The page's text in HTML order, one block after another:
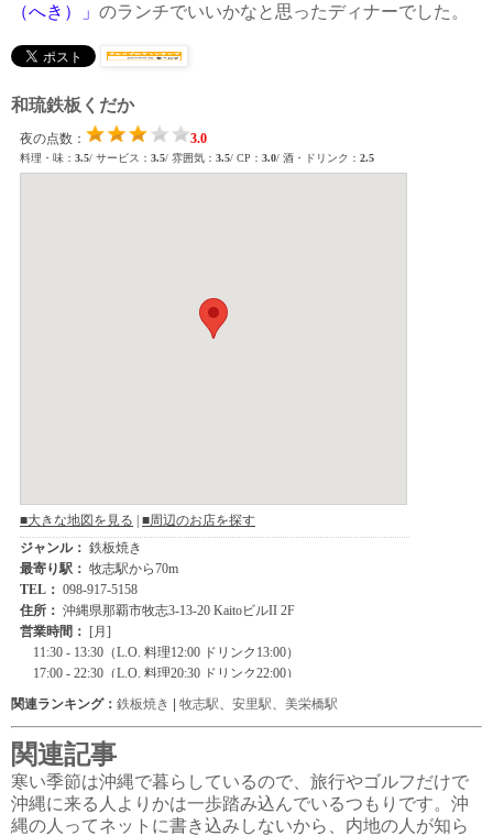
（へき）」 のランチでいいかなと思ったディナーでした。
和琉鉄板くだか
関連ランキング： 鉄板焼き | 牧志駅 安里駅 美栄橋駅
関連記事
寒い季節は沖縄で暮らしているので、旅行やゴルフだけで
沖縄に来る人よりかは一歩踏み込んでいるつもりです。沖
縄の人ってネットに書き込みしないから、内地の人が知ら